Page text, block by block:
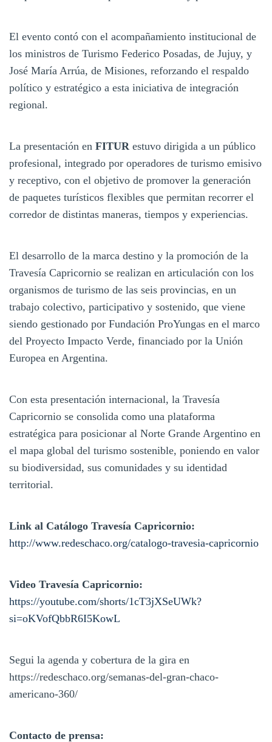
El evento contó con el acompañamiento institucional de
los ministros de Turismo Federico Posadas, de Jujuy, y
José María Arrúa, de Misiones, reforzando el respaldo
político y estratégico a esta iniciativa de integración
regional.
La presentación en FITUR estuvo dirigida a un público
profesional, integrado por operadores de turismo emisivo
y receptivo, con el objetivo de promover la generación
de paquetes turísticos flexibles que permitan recorrer el
corredor de distintas maneras, tiempos y experiencias.
El desarrollo de la marca destino y la promoción de la
Travesía Capricornio se realizan en articulación con los
organismos de turismo de las seis provincias, en un
trabajo colectivo, participativo y sostenido, que viene
siendo gestionado por Fundación ProYungas en el marco
del Proyecto Impacto Verde, financiado por la Unión
Europea en Argentina.
Con esta presentación internacional, la Travesía
Capricornio se consolida como una plataforma
estratégica para posicionar al Norte Grande Argentino en
el mapa global del turismo sostenible, poniendo en valor
su biodiversidad, sus comunidades y su identidad
territorial.
Link al Catálogo Travesía Capricornio:
http://www.redeschaco.org/catalogo-travesia-capricornio
Video Travesía Capricornio:
https://youtube.com/shorts/1cT3jXSeUWk?
si=oKVofQbbR6I5KowL
Segui la agenda y cobertura de la gira en
https://redeschaco.org/semanas-del-gran-chaco-
americano-360/
Contacto de prensa: